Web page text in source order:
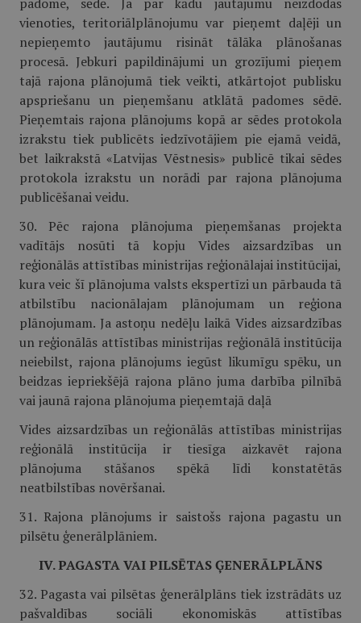
vienoties, teritoriālplānojumu var pieņemt daļēji un
nepieņemto jautājumu risināt tālāka plānošanas
procesā. Jebkuri papildinājumi un grozījumi pieņem
tajā rajona plānojumā tiek veikti, atkārtojot publisku
apspriešanu un pieņemšanu atklātā padomes sēdē.
Pieņemtais rajona plānojums kopā ar sēdes protokola
izrakstu tiek publicēts iedzīvotājiem pie ejamā veidā,
bet laikrakstā «Latvijas Vēstnesis» publicē tikai sēdes
protokola izrakstu un norādi par rajona plānojuma
publicēšanai veidu.
30. Pēc rajona plānojuma pieņemšanas projekta
vadītājs nosūti tā kopju Vides aizsardzības un
reģionālās attīstības ministrijas reģionālajai institūcijai,
kura veic šī plānojuma valsts ekspertīzi un pārbauda tā
atbilstību nacionālajam plānojumam un reģiona
plānojumam. Ja astoņu nedēļu laikā Vides aizsardzības
un reģionālās attīstības ministrijas reģionālā institūcija
neiebilst, rajona plānojums iegūst likumīgu spēku, un
beidzas iepriekšējā rajona plāno juma darbība pilnībā
vai jaunā rajona plānojuma pieņemtajā daļā
Vides aizsardzības un reģionālās attīstības ministrijas
reģionālā institūcija ir tiesīga aizkavēt rajona
plānojuma stāšanos spēkā līdi konstatētās
neatbilstības novēršanai.
31. Rajona plānojums ir saistošs rajona pagastu un
pilsētu ģenerālplāniem.
IV. PAGASTA VAI PILSĒTAS ĢENERĀLPLĀNS
32. Pagasta vai pilsētas ģenerālplāns tiek izstrādāts uz
pašvaldības sociāli ekonomiskās attīstības